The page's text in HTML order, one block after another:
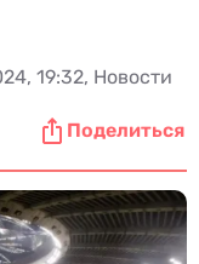
19:32, Новости
Поделиться